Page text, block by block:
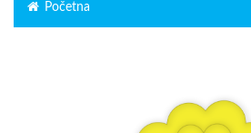
Početna